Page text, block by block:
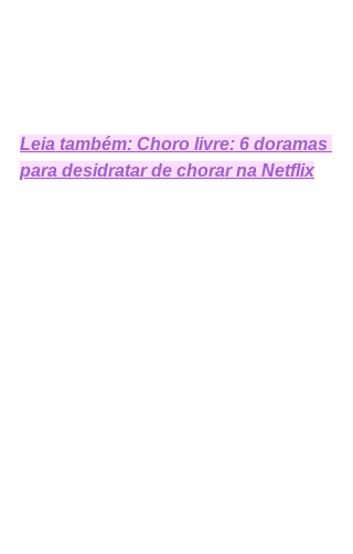
Leia também: Choro livre: 6 doramas
para desidratar de chorar na Netflix